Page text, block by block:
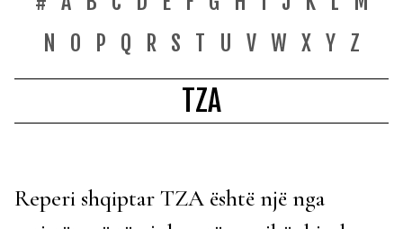
N
O P Q R S T U V W X Y Z
TZA
Reperi shqiptar TZA është një nga